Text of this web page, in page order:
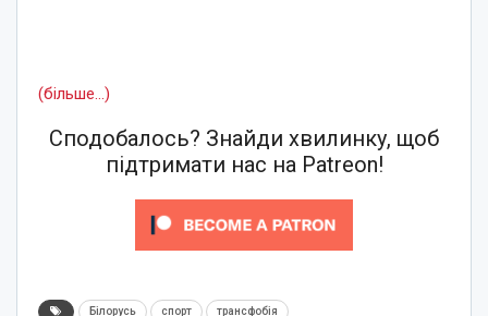
(більше…)
Сподобалось? Знайди хвилинку, щоб
підтримати нас на Patreon!
Білорусь спорт трансфобія